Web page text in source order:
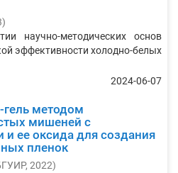
)
научно-методических основ
эффективности холодно-белых
2024-06-07
методом
мишеней с
ее оксида для создания
пленок
, 2022)